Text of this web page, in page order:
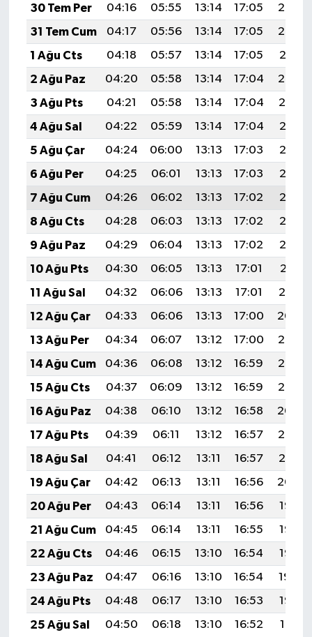
30 Tem Per
04:16 05:55 13:14 17:05
20:23
31 Tem Cum
04:17 05:56 13:14 17:05
20:22
1 Ağu Cts
04:18 05:57 13:14 17:05
20:21
2 Ağu Paz
04:20 05:58 13:14 17:04
20:20
3 Ağu Pts
04:21 05:58 13:14 17:04
20:19
4 Ağu Sal
04:22 05:59 13:14 17:04
20:18
5 Ağu Çar
04:24 06:00 13:13 17:03
20:17
6 Ağu Per
04:25 06:01 13:13 17:03
20:16
7 Ağu Cum
04:26 06:02 13:13 17:02
20:15
8 Ağu Cts
04:28 06:03 13:13 17:02
20:13
9 Ağu Paz
04:29 06:04 13:13 17:02
20:12
10 Ağu Pts
04:30 06:05 13:13 17:01
20:11
11 Ağu Sal
04:32 06:06 13:13 17:01
20:10
12 Ağu Çar
04:33 06:06 13:13 17:00
20:09
13 Ağu Per
04:34 06:07 13:12 17:00
20:07
14 Ağu Cum
04:36 06:08 13:12 16:59
20:06
15 Ağu Cts
04:37 06:09 13:12 16:59
20:05
16 Ağu Paz
04:38 06:10 13:12 16:58
20:04
17 Ağu Pts
04:39 06:11 13:12 16:57
20:02
18 Ağu Sal
04:41 06:12 13:11 16:57
20:01
19 Ağu Çar
04:42 06:13 13:11 16:56
20:00
20 Ağu Per
04:43 06:14 13:11 16:56
19:58
21 Ağu Cum
04:45 06:14 13:11 16:55
19:57
22 Ağu Cts
04:46 06:15 13:10 16:54
19:56
23 Ağu Paz
04:47 06:16 13:10 16:54
19:54
24 Ağu Pts
04:48 06:17 13:10 16:53
19:53
25 Ağu Sal
04:50 06:18 13:10 16:52 19:51
Resmi İlan
Rüya Tabirleri
Sağlık
Şaphane
Simav
Siyaset
Spor
Tavşanlı
Teknoloji
Türkiye
Video Galeri
Yaşam
Yemek Tarifleri